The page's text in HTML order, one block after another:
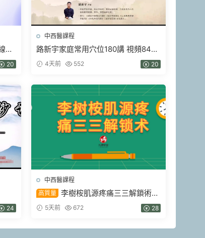
下
20
中西醫課程
路新宇家庭常用穴位180講 視頻84集
+網頁版文檔
4天前 552 20
24
中西醫課程
高質量
李樹桉肌源疼痛三三解鎖術
視頻46集
5天前 672 28